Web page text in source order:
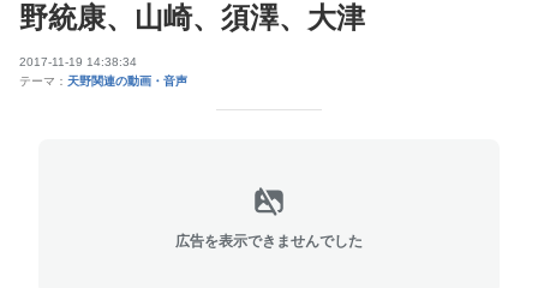
野統康、山崎、須澤、大津
2017-11-19 14:38:34
テーマ： 天野関連の動画・音声
広告を表示できませんでした